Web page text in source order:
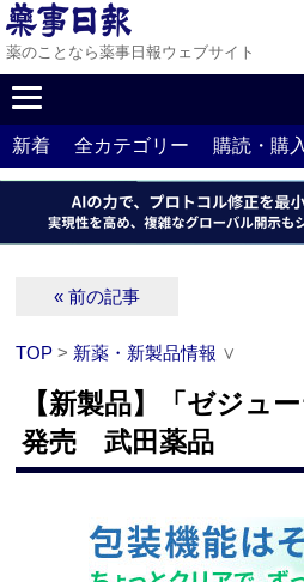
薬のことなら薬事日報ウェブサイト
新着 全カテゴリー 購読・購
« 前の記事
TOP > 新薬・新製品情報 ∨
【新製品】「ゼジュ
発売 武田薬品